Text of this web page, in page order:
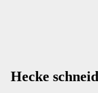
Hecke